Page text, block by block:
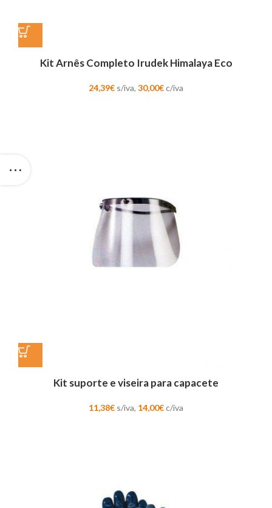
Kit Arnês Completo Irudek Himalaya Eco
24,39€ s/iva, 30,00€c/iva
Kit suporte e viseira para capacete
11,38€ s/iva, 14,00€c/iva